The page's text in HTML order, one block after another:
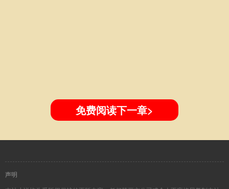
免费阅读下一章>
声明